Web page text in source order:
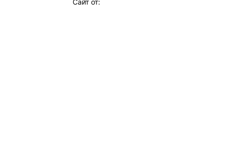
Сайт от: